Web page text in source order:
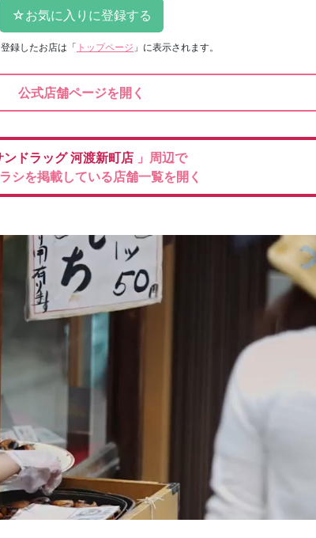
録したお店は 「 トップページ 」に表示されます。
公式店舗ページを開く
ンドラッグ河渡新町店 」周辺で
シを掲載している店舗一覧を開く